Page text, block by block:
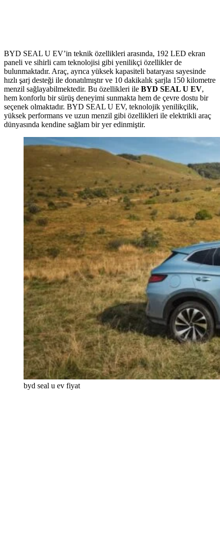
BYD SEAL U EV’in teknik özellikleri arasında, 192 LED ekran
paneli ve sihirli cam teknolojisi gibi yenilikçi özellikler de
bulunmaktadır. Araç, ayrıca yüksek kapasiteli bataryası sayesinde
hızlı şarj desteği ile donatılmıştır ve 10 dakikalık şarjla 150 kilometre
menzil sağlayabilmektedir. Bu özellikleri ile BYD SEAL U EV,
hem konforlu bir sürüş deneyimi sunmakta hem de çevre dostu bir
seçenek olmaktadır. BYD SEAL U EV, teknolojik yenilikçilik,
yüksek performans ve uzun menzil gibi özellikleri ile elektrikli araç
dünyasında kendine sağlam bir yer edinmiştir.
byd seal u ev fiyat